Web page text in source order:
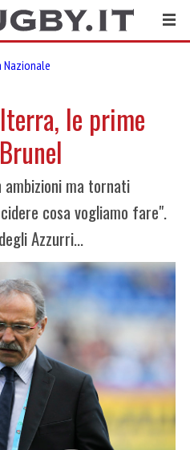
Nazionale
le prime
ma tornati
cosa vogliamo fare".
Azzurri...